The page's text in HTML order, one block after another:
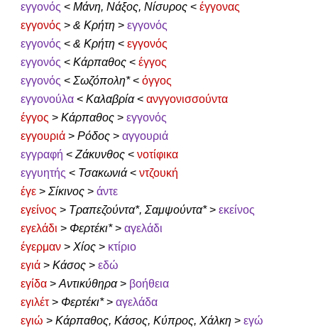
εγγονός < Μάνη, Νάξος, Νίσυρος < έγγονας
εγγονός > & Κρήτη > εγγονός
εγγονός < & Κρήτη < εγγονός
εγγονός < Κάρπαθος < έγγος
εγγονός < Σωζόπολη*< όγγος
εγγονούλα < Καλαβρία< ανγγονισσούντα
έγγος > Κάρπαθος > εγγονός
εγγουριά > Ρόδος > αγγουριά
εγγραφή <Ζάκυνθος < νοτίφικα
εγγυητής < Τσακωνιά< ντζουκή
έγε > Σίκινος > άντε
εγείνος > Τραπεζούντα*, Σαμψούντα*> εκείνος
εγελάδι > Φερτέκι*> αγελάδι
έγερμαν > Χίος > κτίριο
εγιά > Κάσος > εδώ
εγίδα >Αντικύθηρα> βοήθεια
εγιλέτ> Φερτέκι*> αγελάδα
εγιώ > Κάρπαθος, Κάσος, Κύπρος, Χάλκη > εγώ